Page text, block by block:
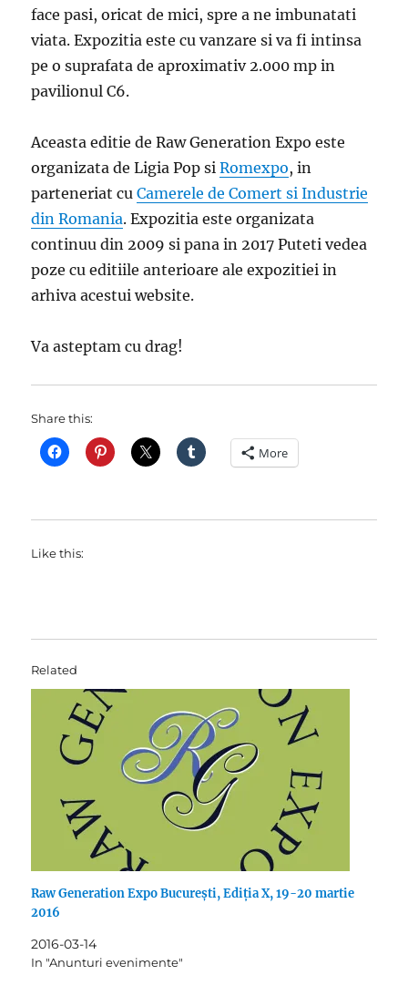
face pasi, oricat de mici, spre a ne imbunatati
viata. Expozitia este cu vanzare si va fi intinsa
pe o suprafata de aproximativ 2.000 mp in
pavilionul C6.
Aceasta editie de Raw Generation Expo este
organizata de Ligia Pop siRomexpo, in
parteneriat cuCamerele de Comert si Industrie
din Romania. Expozitia este organizata
continuu din 2009 si pana in 2017 Puteti vedea
poze cu editiile anterioare ale expozitiei in
arhiva acestui website.
Va asteptam cu drag!
Share this:
More
Like this:
Related
Raw Generation Expo București, Ediția X, 19-20 martie
2016
2016-03-14
In "Anunturi evenimente"